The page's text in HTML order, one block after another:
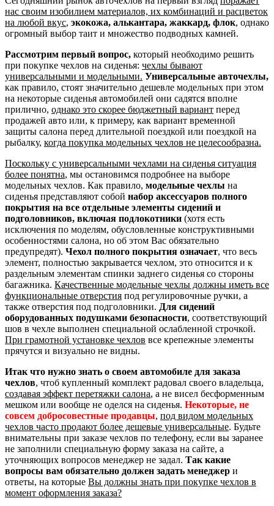
нас своим изобилием материалов, их комбинаций и расцветок
на любой вкус, экокожа, алькантара, жаккард, флок, однако
огромный выбор таит и множество подводных камней.
Рассмотрим первый вопрос, который необходимо решить
при покупке чехлов на сиденья: чехлы бывают
универсальными и модельными. Универсальные авточехлы,
как правило, стоят значительно дешевле модельных при этом
на некоторые сиденья автомобилей они садятся вполне
прилично, однако это скорее бюджетный вариант перед
продажей авто или, к примеру, как вариант временной
защиты салона перед длительной поездкой или поездкой на
рыбалку, когда покупка модельных чехлов не целесообразна.
Поскольку с универсальными чехлами на сиденья ситуация
более понятна, мы остановимся подробнее на выборе
модельных чехлов. Как правило, модельные чехлы на
сиденья представляют собой набор аксессуаров полного
покрытия на все отдельные элементы сидений и
подголовников, включая подлокотники (хотя есть
исключения по моделям, обусловленные конструктивными
особенностями салона, но об этом Вас обязательно
предупредят). Чехол полного покрытия означает, что весь
элемент, полностью закрывается чехлом, это относится и к
раздельным элементам спинки заднего сиденья со стороны
багажника. Качественные модельные чехлы должны иметь все
функциональные отверстия под регулировочные ручки, а
также отверстия под подголовники. Для сидений
оборудованных подушками безопасности, соответствующий
шов в чехле выполнен специальной ослабленной строчкой.
При грамотной установке чехлов все крепежные элементы
прячутся и визуально не видны.
Итак что нужно знать о своем автомобиле для заказа
чехлов, чтоб купленный комплект радовал своего владельца,
создавая эффект перетяжки салона, а не висел бесформенным
мешком или вообще не оделся на сиденья. Некоторые, не
совсем добросовестные продавцы, под видом модельных
чехлов часто продают более дешевые универсальные. Будьте
внимательны при заказе чехлов по телефону, если вы заранее
не заполнили специальную форму заказа на сайте, а
уточняющих вопросов менеджер не задал. Так какие
вопросы вам обязательно должен задать менеджер и
ответы, на которые Вы должны знать при покупке чехлов в
момент оформления заказа?